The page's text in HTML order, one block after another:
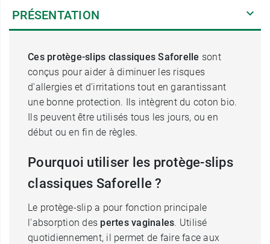
PRÉSENTATION
Ces protège-slips classiques Saforelle sont
conçus pour aider à diminuer les risques
d'allergies et d'irritations tout en garantissant
une bonne protection. Ils intègrent du coton bio.
Ils peuvent être utilisés tous les jours, ou en
début ou en fin de règles.
Pourquoi utiliser les protège-slips
classiques Saforelle ?
Le protège-slip a pour fonction principale
l'absorption des pertes vaginales. Utilisé
quotidiennement, il permet de faire face aux